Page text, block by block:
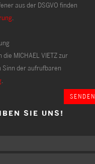
aus der DSGVO finden
.
MICHAEL VIETZ zur
Sinn der aufrufbaren
.
SENDEN
SIE UNS!